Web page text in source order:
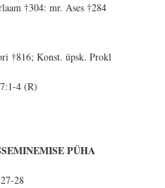
†304: mr. Ases †284
†816; Konst. üpsk. Prokl
4 (R)
PÜHA
28